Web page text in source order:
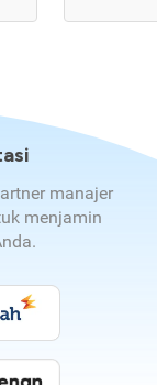
manajer
menjamin